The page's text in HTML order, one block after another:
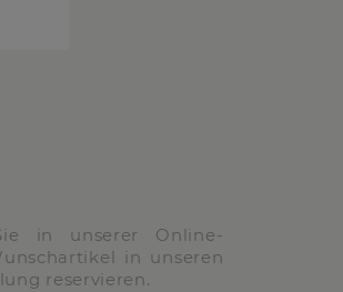
in unserer Online-
in unseren
reservieren.